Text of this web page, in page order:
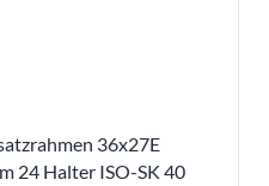
36x27E
24 Halter ISO-SK 40